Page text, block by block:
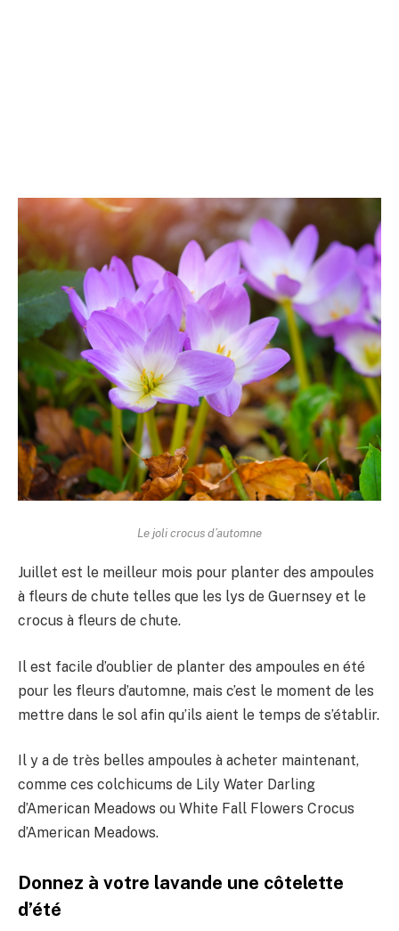
Le joli crocus d’automne
Juillet est le meilleur mois pour planter des ampoules
à fleurs de chute telles que les lys de Guernsey et le
crocus à fleurs de chute.
Il est facile d’oublier de planter des ampoules en été
pour les fleurs d’automne, mais c’est le moment de les
mettre dans le sol afin qu’ils aient le temps de s’établir.
Il y a de très belles ampoules à acheter maintenant,
comme ces colchicums de Lily Water Darling
d’American Meadows ou White Fall Flowers Crocus
d’American Meadows.
Donnez à votre lavande une côtelette
d’été